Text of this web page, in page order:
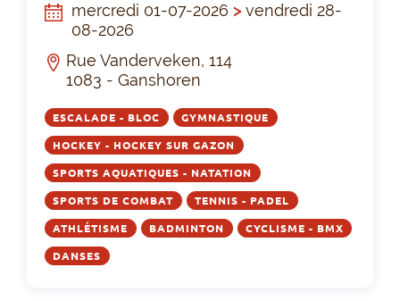
mercredi 01-07-2026 >vendredi 28-
08-2026
Rue Vanderveken, 114
1083 - Ganshoren
ESCALADE - BLOC GYMNASTIQUE
HOCKEY - HOCKEY SUR GAZON
SPORTS AQUATIQUES - NATATION
SPORTS DE COMBAT TENNIS - PADEL
ATHLÉTISME BADMINTON CYCLISME - BMX
DANSES